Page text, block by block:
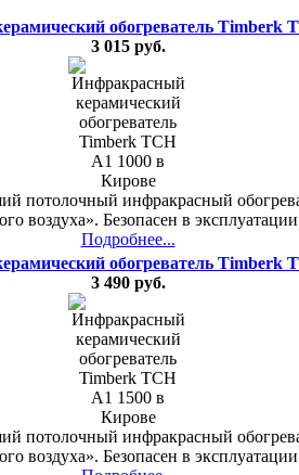
обогреватель Timberk
3 015 руб.
потолочный инфракрасный
воздуха». Безопасен в
Подробнее...
обогреватель Timberk
3 490 руб.
потолочный инфракрасный
воздуха». Безопасен в